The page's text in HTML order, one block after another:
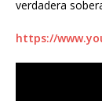
verdadera
https://